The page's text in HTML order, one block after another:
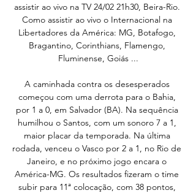
assistir ao vivo na TV 24/02 21h30, Beira-Rio.
Como assistir ao vivo o Internacional na
Libertadores da América: MG, Botafogo,
Bragantino, Corinthians, Flamengo,
Fluminense, Goiás ...
A caminhada contra os desesperados
começou com uma derrota para o Bahia,
por 1 a 0, em Salvador (BA). Na sequência
humilhou o Santos, com um sonoro 7 a 1,
maior placar da temporada. Na última
rodada, venceu o Vasco por 2 a 1, no Rio de
Janeiro, e no próximo jogo encara o
América-MG. Os resultados fizeram o time
subir para 11ª colocação, com 38 pontos,